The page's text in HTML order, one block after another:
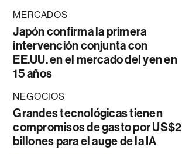
MERCADOS
Japón confirma la primera
intervención conjunta con
EE.UU. en el mercado del yen en
15 años
NEGOCIOS
Grandes tecnológicas tienen
compromisos de gasto por US$2
billones para el auge de la IA